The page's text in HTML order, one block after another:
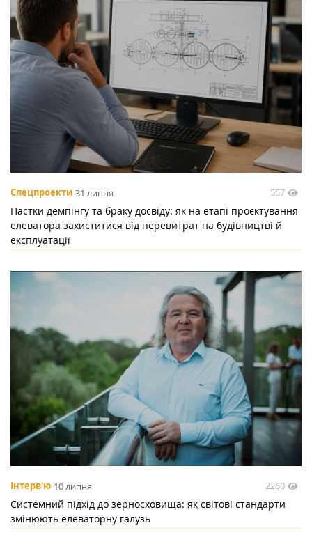
Спецпроекти 31 липня 557
Пастки демпінгу та браку досвіду: як на етапі проєктування
елеватора захиститися від перевитрат на будівництві й
експлуатації
Інтерв'ю 10 липня 2260
Системний підхід до зерносховища: як світові стандарти
змінюють елеваторну галузь